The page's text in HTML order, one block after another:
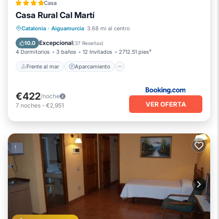
Casa
Casa Rural Cal Martí
Catalonia · Aiguamurcia 3.68 mi al centro
10.0 Excepcional(37 Reseñas)
4 Dormitorios 3 baños 12 Invitados 2712.51 pies²
Frente al mar Aparcamiento
Frente al mar Aparcamiento
Vista al mar
€422/noche
7 noches - €2,951 VER OFERTA